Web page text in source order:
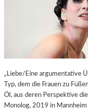
„Liebe/Eine argumentative
Typ, dem die Frauen zu
Öl, aus deren Perspektive
Monolog, 2019 in